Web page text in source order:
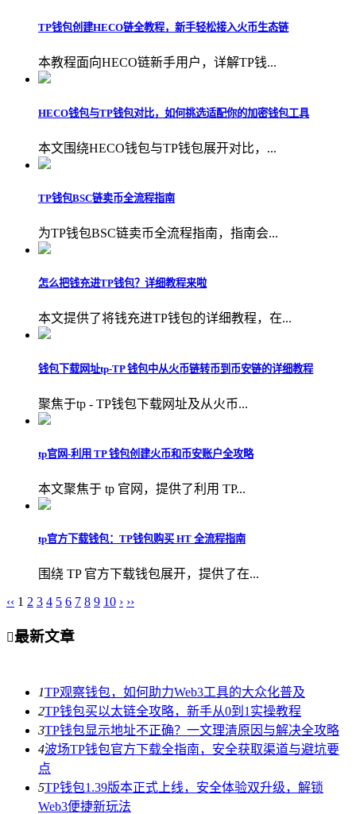
TP钱包创建HECO链全教程，新手轻松接入火币生态链
本教程面向HECO链新手用户，详解TP钱...
HECO钱包与TP钱包对比，如何挑选适配你的加密钱包工具
本文围绕HECO钱包与TP钱包展开对比，...
TP钱包BSC链卖币全流程指南
为TP钱包BSC链卖币全流程指南，指南会...
怎么把钱充进TP钱包？详细教程来啦
本文提供了将钱充进TP钱包的详细教程，在...
钱包下载网址tp-TP 钱包中从火币链转币到币安链的详细教程
聚焦于tp - TP钱包下载网址及从火币...
tp官网-利用 TP 钱包创建火币和币安账户全攻略
本文聚焦于 tp 官网，提供了利用 TP...
tp官方下载钱包：TP钱包购买 HT 全流程指南
围绕 TP 官方下载钱包展开，提供了在...
‹‹ 1 2 3 4 5 6 7 8 9 10 › ››
最新文章
1TP观察钱包，如何助力Web3工具的大众化普及
2TP钱包买以太链全攻略，新手从0到1实操教程
3TP钱包显示地址不正确？一文理清原因与解决全攻略
4波场TP钱包官方下载全指南，安全获取渠道与避坑要
点
5TP钱包1.39版本正式上线，安全体验双升级，解锁
Web3便捷新玩法